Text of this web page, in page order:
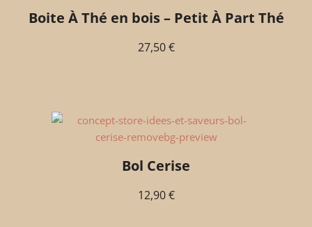
Boite À Thé en bois – Petit À Part Thé
27,50€
Bol Cerise
12,90€